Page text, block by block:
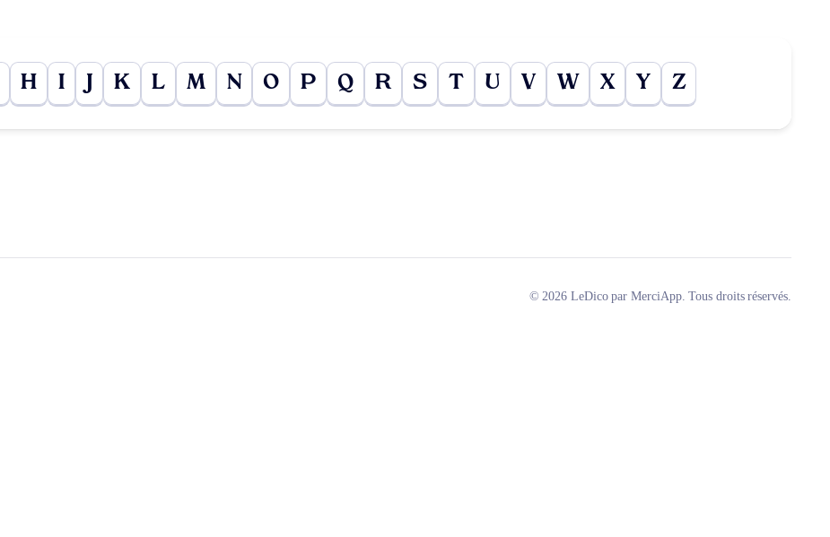
H I J K L M N O P Q R S T U V W X Y Z
© 2026 LeDico par MerciApp. Tous droits réservés.